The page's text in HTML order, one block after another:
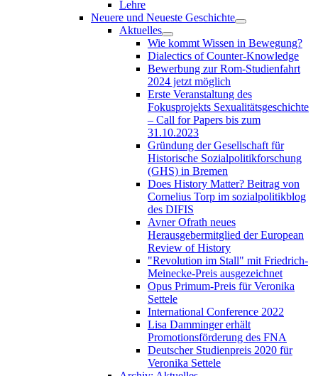
Lehre
Neuere und Neueste Geschichte
Aktuelles
Wie kommt Wissen in Bewegung?
Dialectics of Counter-Knowledge
Bewerbung zur Rom-Studienfahrt
2024 jetzt möglich
Erste Veranstaltung des
Fokusprojekts Sexualitätsgeschichte
– Call for Papers bis zum
31.10.2023
Gründung der Gesellschaft für
Historische Sozialpolitikforschung
(GHS) in Bremen
Does History Matter? Beitrag von
Cornelius Torp im sozialpolitikblog
des DIFIS
Avner Ofrath neues
Herausgebermitglied der European
Review of History
"Revolution im Stall" mit Friedrich-
Meinecke-Preis ausgezeichnet
Opus Primum-Preis für Veronika
Settele
International Conference 2022
Lisa Damminger erhält
Promotionsförderung des FNA
Deutscher Studienpreis 2020 für
Veronika Settele